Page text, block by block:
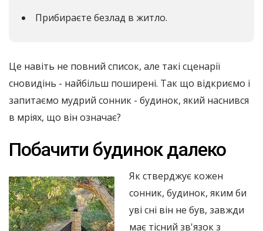
Прибираєте безлад в житло.
Це навіть не повний список, але такі сценарії
сновидінь - найбільш поширені. Так що відкриємо і
запитаємо мудрий сонник - будинок, який наснився
в мріях, що він означає?
Побачити будинок далеко
Як стверджує кожен
сонник, будинок, яким би
уві сні він не був, завжди
має тісний зв'язок з